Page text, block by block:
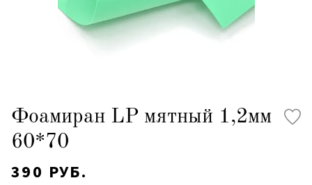
Фоамиран LP мятный 1,2мм
60*70
390 РУБ.